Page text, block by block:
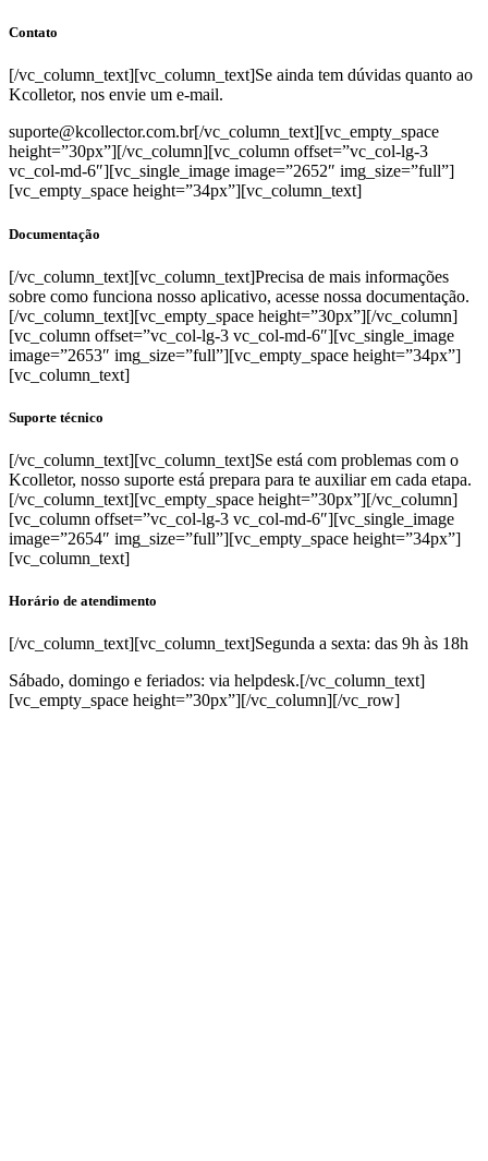
Contato
[/vc_column_text][vc_column_text]Se ainda tem dúvidas quanto ao
Kcolletor, nos envie um e-mail.
suporte@kcollector.com.br[/vc_column_text][vc_empty_space
height=”30px”][/vc_column][vc_column offset=”vc_col-lg-3
vc_col-md-6″][vc_single_image image=”2652″ img_size=”full”]
[vc_empty_space height=”34px”][vc_column_text]
Documentação
[/vc_column_text][vc_column_text]Precisa de mais informações
sobre como funciona nosso aplicativo, acesse nossa documentação.
[/vc_column_text][vc_empty_space height=”30px”][/vc_column]
[vc_column offset=”vc_col-lg-3 vc_col-md-6″][vc_single_image
image=”2653″ img_size=”full”][vc_empty_space height=”34px”]
[vc_column_text]
Suporte técnico
[/vc_column_text][vc_column_text]Se está com problemas com o
Kcolletor, nosso suporte está prepara para te auxiliar em cada etapa.
[/vc_column_text][vc_empty_space height=”30px”][/vc_column]
[vc_column offset=”vc_col-lg-3 vc_col-md-6″][vc_single_image
image=”2654″ img_size=”full”][vc_empty_space height=”34px”]
[vc_column_text]
Horário de atendimento
[/vc_column_text][vc_column_text]Segunda a sexta: das 9h às 18h
Sábado, domingo e feriados: via helpdesk.[/vc_column_text]
[vc_empty_space height=”30px”][/vc_column][/vc_row]